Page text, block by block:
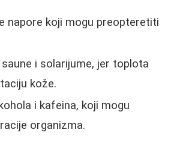
napore koji mogu preopteretiti
i solarijume, jer toplota
kože.
i kafeina, koji mogu
organizma.